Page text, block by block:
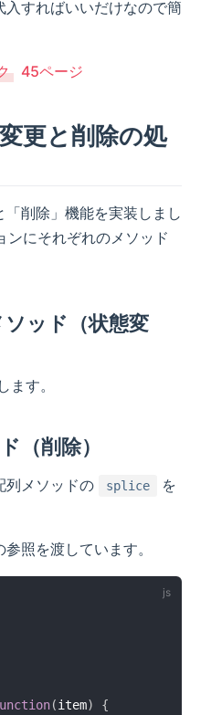
すればいいだけなので簡
45ページ
更と削除の処
削除」機能を実装しまし
ンにそれぞれのメソッド
ッド（状態変
ます。
（削除）
列メソッドの splice
を
照を渡しています。
(item)
{